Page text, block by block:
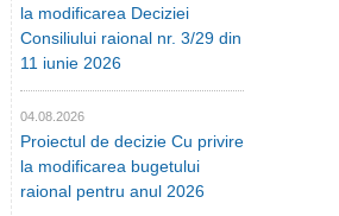
la modificarea Deciziei
Consiliului raional nr. 3/29 din
11 iunie 2026
04.08.2026
Proiectul de decizie Cu privire
la modificarea bugetului
raional pentru anul 2026